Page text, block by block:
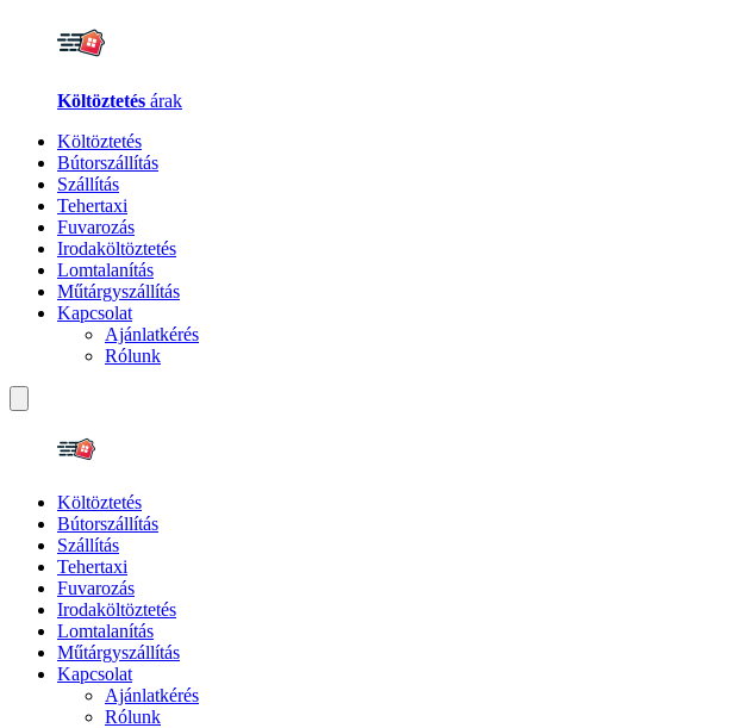
Költöztetés árak
Költöztetés
Bútorszállítás
Szállítás
Tehertaxi
Fuvarozás
Irodaköltöztetés
Lomtalanítás
Műtárgyszállítás
Kapcsolat
Ajánlatkérés
Rólunk
Költöztetés
Bútorszállítás
Szállítás
Tehertaxi
Fuvarozás
Irodaköltöztetés
Lomtalanítás
Műtárgyszállítás
Kapcsolat
Ajánlatkérés
Rólunk